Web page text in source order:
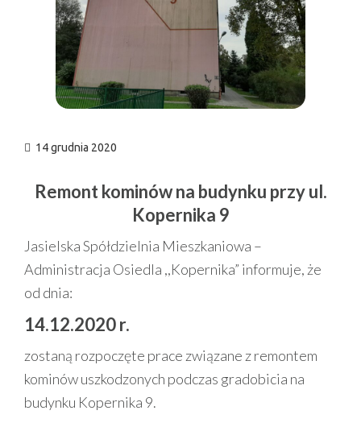
14 grudnia 2020
Remont kominów na budynku przy ul.
Kopernika 9
Jasielska Spółdzielnia Mieszkaniowa –
Administracja Osiedla ,,Kopernika” informuje, że
od dnia:
14.12.2020 r.
zostaną rozpoczęte prace związane z remontem
kominów uszkodzonych podczas gradobicia na
budynku Kopernika 9.